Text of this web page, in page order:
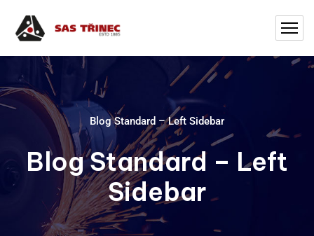
Blog Standard – Left Sidebar
Blog Standard – Left
Sidebar